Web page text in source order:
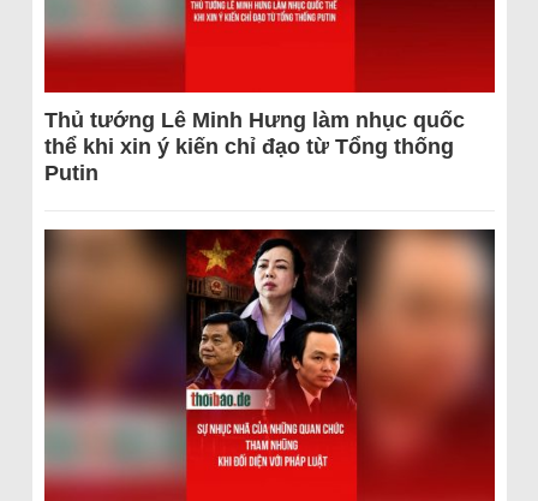
Thủ tướng Lê Minh Hưng làm nhục quốc
thể khi xin ý kiến chỉ đạo từ Tổng thống
Putin